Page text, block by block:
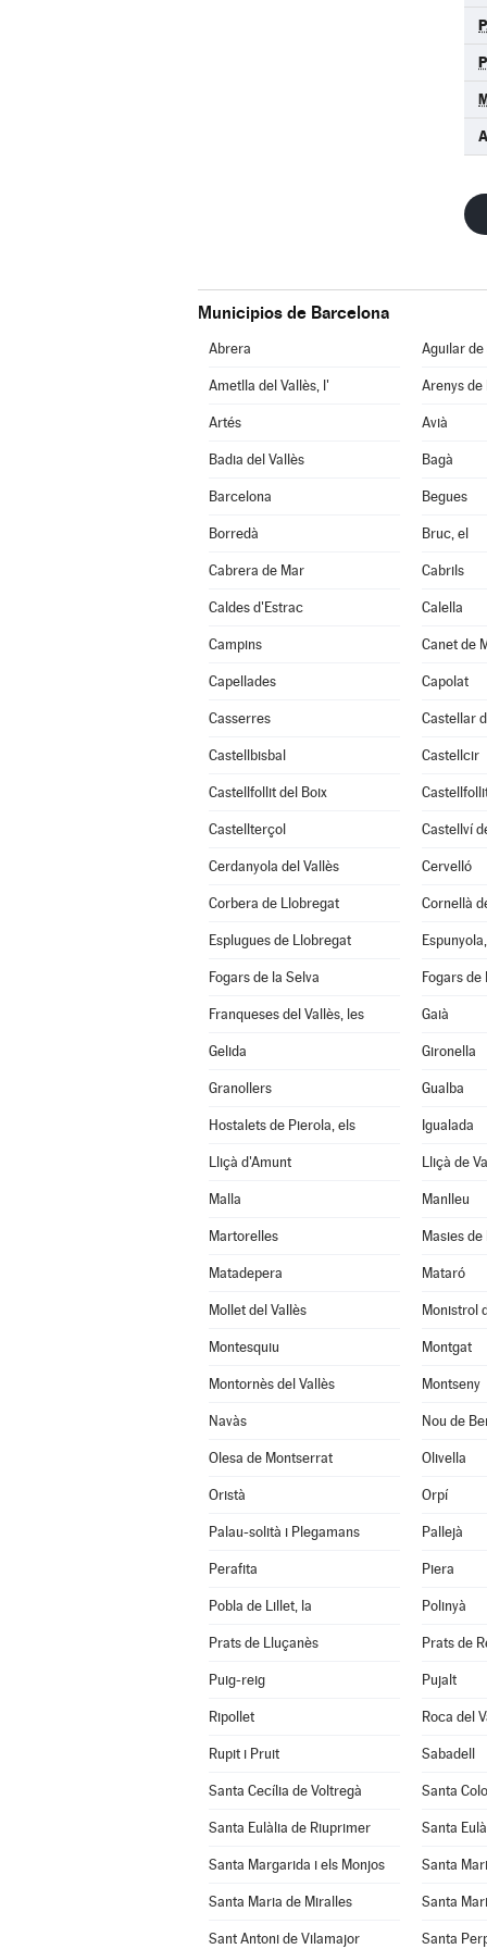
Municipios de Barcelona
Abrera Aguilar de
Ametlla del Vallès, l' Arenys de
Artés Avià
Badia del Vallès Bagà
Barcelona Begues
Borredà Bruc, el
Cabrera de Mar Cabrils
Caldes d'Estrac Calella
Campins Canet de
Capellades Capolat
Casserres Castellar
Castellbisbal Castellcir
Castellfollit del Boix
Castellterçol Castellví
Cerdanyola del Vallès Cervelló
Corbera de Llobregat Cornellà
Esplugues de Llobregat
Fogars de la Selva Fogars
Franqueses del Vallès, les Gaià
Gelida Gironella
Granollers Gualba
Hostalets de Pierola, els Igualada
Lliçà d'Amunt Lliçà de Vall
Malla Manlleu
Martorelles Masies de
Matadepera Mataró
Mollet del Vallès Monistrol
Montesquiu Montgat
Montornès del Vallès Montseny
Navàs Nou de
Olesa de Montserrat Olivella
Oristà Orpí
Palau-solità i Plegamans Pallejà
Perafita Piera
Pobla de Lillet, la Polinyà
Prats de Lluçanès Prats de
Puig-reig Pujalt
Ripollet Roca del
Rupit i Pruit Sabadell
Santa Cecília de Voltregà Santa
Santa Eulàlia de Riuprimer Santa
Santa Margarida i els Monjos Santa
Santa Maria de Miralles Santa
Sant Antoni de Vilamajor Santa